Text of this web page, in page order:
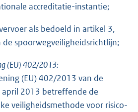
accreditatie-instantie;
als bedoeld in artikel 3,
de spoorwegveiligheidsrichtlijn;
(EU) 402/2013:
(EU) 402/2013 van de
april 2013 betreffende de
veiligheidsmethode voor risico-